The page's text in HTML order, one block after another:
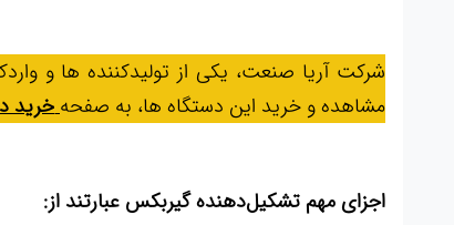
شرکت آریا صنعت، یکی از تولیدکننده ها و
مشاهده و خرید این دستگاه ها، به صفحهخرید
اجزای مهم تشکیل‌دهنده گیربکس عبارتند از: